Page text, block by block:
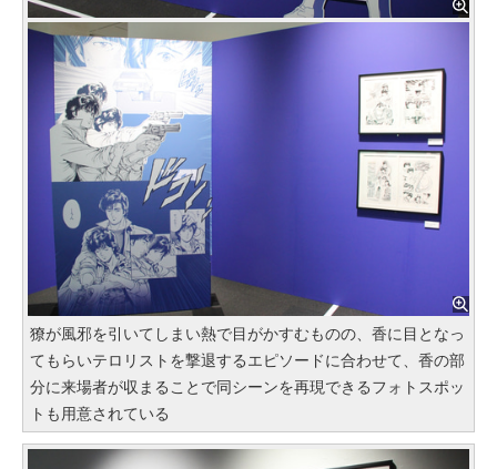
獠が風邪を引いてしまい熱で目がかすむものの、香に目となっ
てもらいテロリストを撃退するエピソードに合わせて、香の部
分に来場者が収まることで同シーンを再現できるフォトスポッ
トも用意されている